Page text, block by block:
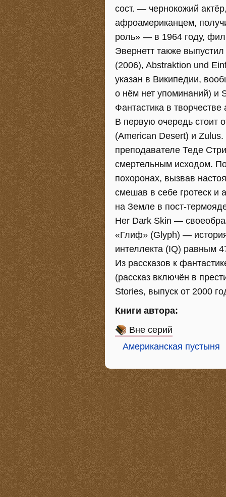
сост. — чернокожий
афроамериканцем,
роль» — в 1964 году,
Эвернетт также
(2006), Abstraktion und
указан в Википедии,
о нём нет упоминаний) и
Фантастика в творчестве
В первую очередь стоит
(American Desert) и
преподавателе Теде
смертельным исходом.
похоронах, вызвав
смешав в себе гротеск и
на Земле в пост-
Her Dark Skin —
«Глиф» (Glyph) —
интеллекта (IQ) равным
Из рассказов к
(рассказ включён в
Stories, выпуск от 2000
Книги автора:
Вне серий
Американская пустыня